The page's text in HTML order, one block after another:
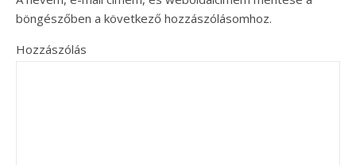
böngészőben a következő hozzászólásomhoz.
Hozzászólás